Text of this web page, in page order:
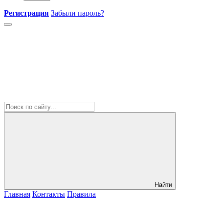
Регистрация Забыли пароль?
Найти
Главная Контакты Правила